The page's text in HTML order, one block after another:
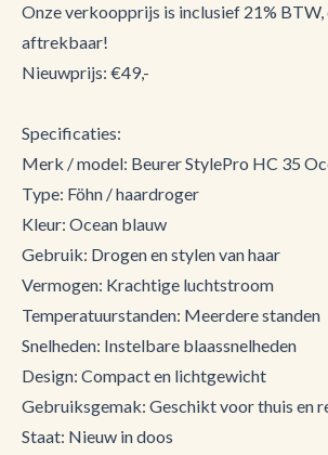
Onze verkoopprijs is inclusief 21% BTW,
aftrekbaar!
Nieuwprijs: €49,-
Specificaties:
Merk / model: Beurer StylePro HC 35
Type: Föhn / haardroger
Kleur: Ocean blauw
Gebruik: Drogen en stylen van haar
Vermogen: Krachtige luchtstroom
Temperatuurstanden: Meerdere standen
Snelheden: Instelbare blaassnelheden
Design: Compact en lichtgewicht
Gebruiksgemak: Geschikt voor thuis en
Staat: Nieuw in doos